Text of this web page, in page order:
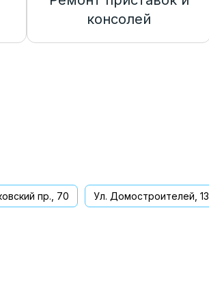
консолей
пр., 70 Ул. Домостроителей, 13